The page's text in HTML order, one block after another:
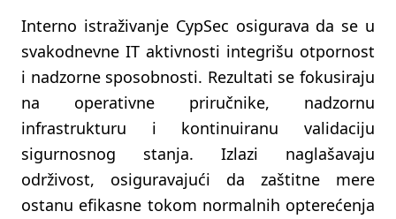
Interno istraživanje CypSec osigurava da se u
svakodnevne IT aktivnosti integrišu otpornost
i nadzorne sposobnosti. Rezultati se fokusiraju
na operativne priručnike, nadzornu
infrastrukturu i kontinuiranu validaciju
sigurnosnog stanja. Izlazi naglašavaju
održivost, osiguravajući da zaštitne mere
ostanu efikasne tokom normalnih opterećenja